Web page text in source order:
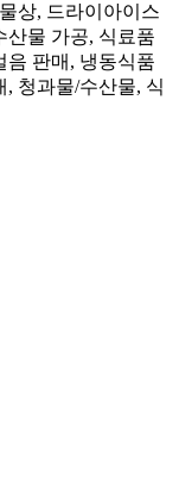
상, 드라이아이스
산물 가공, 식료품
음 판매, 냉동식품
, 청과물/수산물, 식